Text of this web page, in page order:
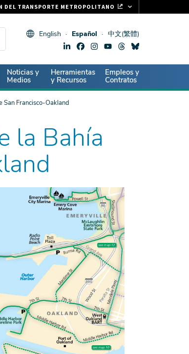
English Español 中文(繁體)
Noticias y
Medios
Herramientas
y Recursos
Empleos y
Contratos
Francisco-Oakland
la Bahía
DEL TRANSPORTE METROPOLITANO